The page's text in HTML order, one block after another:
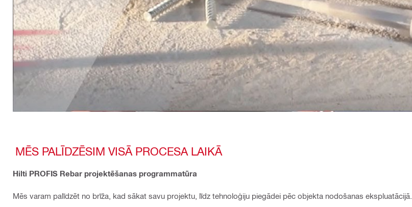
MĒS PALĪDZĒSIM VISĀ PROCESA LAIKĀ
Hilti PROFIS Rebar projektēšanas programmatūra
Mēs varam palīdzēt no brīža, kad sākat savu projektu, līdz tehnoloģiju piegādei pēc objekta nodošanas ekspluatācijā.